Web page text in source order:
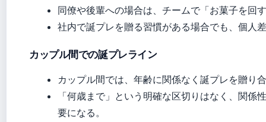
同僚や後輩への場合は、チームで「お菓子を回
社内で誕プレを贈る習慣がある場合でも、個人
カップル間での誕プレライン
カップル間では、年齢に関係なく誕プレを贈り
「何歳まで」という明確な区切りはなく、関
要になる。